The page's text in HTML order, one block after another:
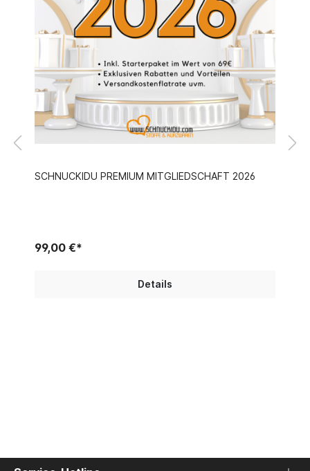
SCHNUCKIDU PREMIUM MITGLIEDSCHAFT 2026
99,00 €*
Details